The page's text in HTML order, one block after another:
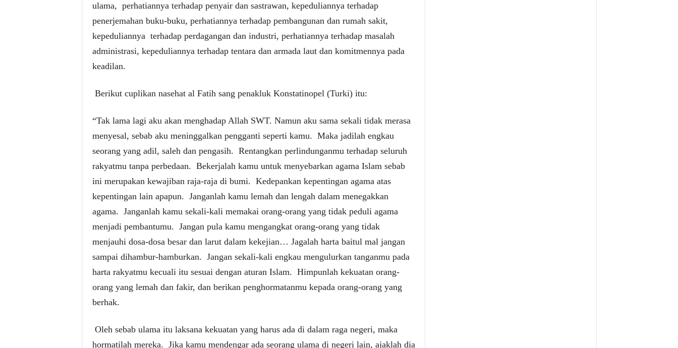
ulama, perhatiannya terhadap penyair dan sastrawan, kepeduliannya terhadap
penerjemahan buku-buku, perhatiannya terhadap pembangunan dan rumah sakit,
kepeduliannya terhadap perdagangan dan industri, perhatiannya terhadap masalah
administrasi, kepeduliannya terhadap tentara dan armada laut dan komitmennya pada
keadilan.
Berikut cuplikan nasehat al Fatih sang penakluk Konstatinopel (Turki) itu:
“Tak lama lagi aku akan menghadap Allah SWT. Namun aku sama sekali tidak merasa
menyesal, sebab aku meninggalkan pengganti seperti kamu. Maka jadilah engkau
seorang yang adil, saleh dan pengasih. Rentangkan perlindunganmu terhadap seluruh
rakyatmu tanpa perbedaan. Bekerjalah kamu untuk menyebarkan agama Islam sebab
ini merupakan kewajiban raja-raja di bumi. Kedepankan kepentingan agama atas
kepentingan lain apapun. Janganlah kamu lemah dan lengah dalam menegakkan
agama. Janganlah kamu sekali-kali memakai orang-orang yang tidak peduli agama
menjadi pembantumu. Jangan pula kamu mengangkat orang-orang yang tidak
menjauhi dosa-dosa besar dan larut dalam kekejian… Jagalah harta baitul mal jangan
sampai dihambur-hamburkan. Jangan sekali-kali engkau mengulurkan tanganmu pada
harta rakyatmu kecuali itu sesuai dengan aturan Islam. Himpunlah kekuatan orang-
orang yang lemah dan fakir, dan berikan penghormatanmu kepada orang-orang yang
berhak.
Oleh sebab ulama itu laksana kekuatan yang harus ada di dalam raga negeri, maka
hormatilah mereka. Jika kamu mendengar ada seorang ulama di negeri lain, ajaklah dia